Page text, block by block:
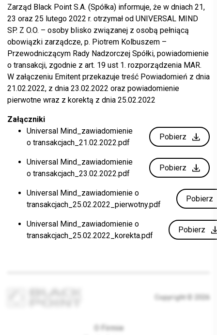
Zarząd Black Point S.A. (Spółka) informuje, że w dniach 21,
23 oraz 25 lutego 2022 r. otrzymał od UNIVERSAL MIND
SP. Z O.O. – osoby blisko związanej z osobą pełniącą
obowiązki zarządcze, p. Piotrem Kolbuszem –
Przewodniczącym Rady Nadzorczej Spółki, powiadomienie
o transakcji, zgodnie z art. 19 ust 1. rozporządzenia MAR.
W załączeniu Emitent przekazuje treść Powiadomień z dnia
21.02.2022, z dnia 23.02.2022 oraz powiadomienie
pierwotne wraz z korektą z dnia 25.02.2022
Załączniki
Universal Mind_zawiadomienie
o transakcjach_21.02.2022.pdf
Pobierz
Universal Mind_zawiadomienie
o transakcjach_23.02.2022.pdf
Pobierz
Universal Mind_zawiadomienie o
transakcjach_25.02.2022_pierwotny.pdf
Pobierz
Universal Mind_zawiadomienie o
transakcjach_25.02.2022_korekta.pdf
Pobierz
Copyright © 2026
O Firmie